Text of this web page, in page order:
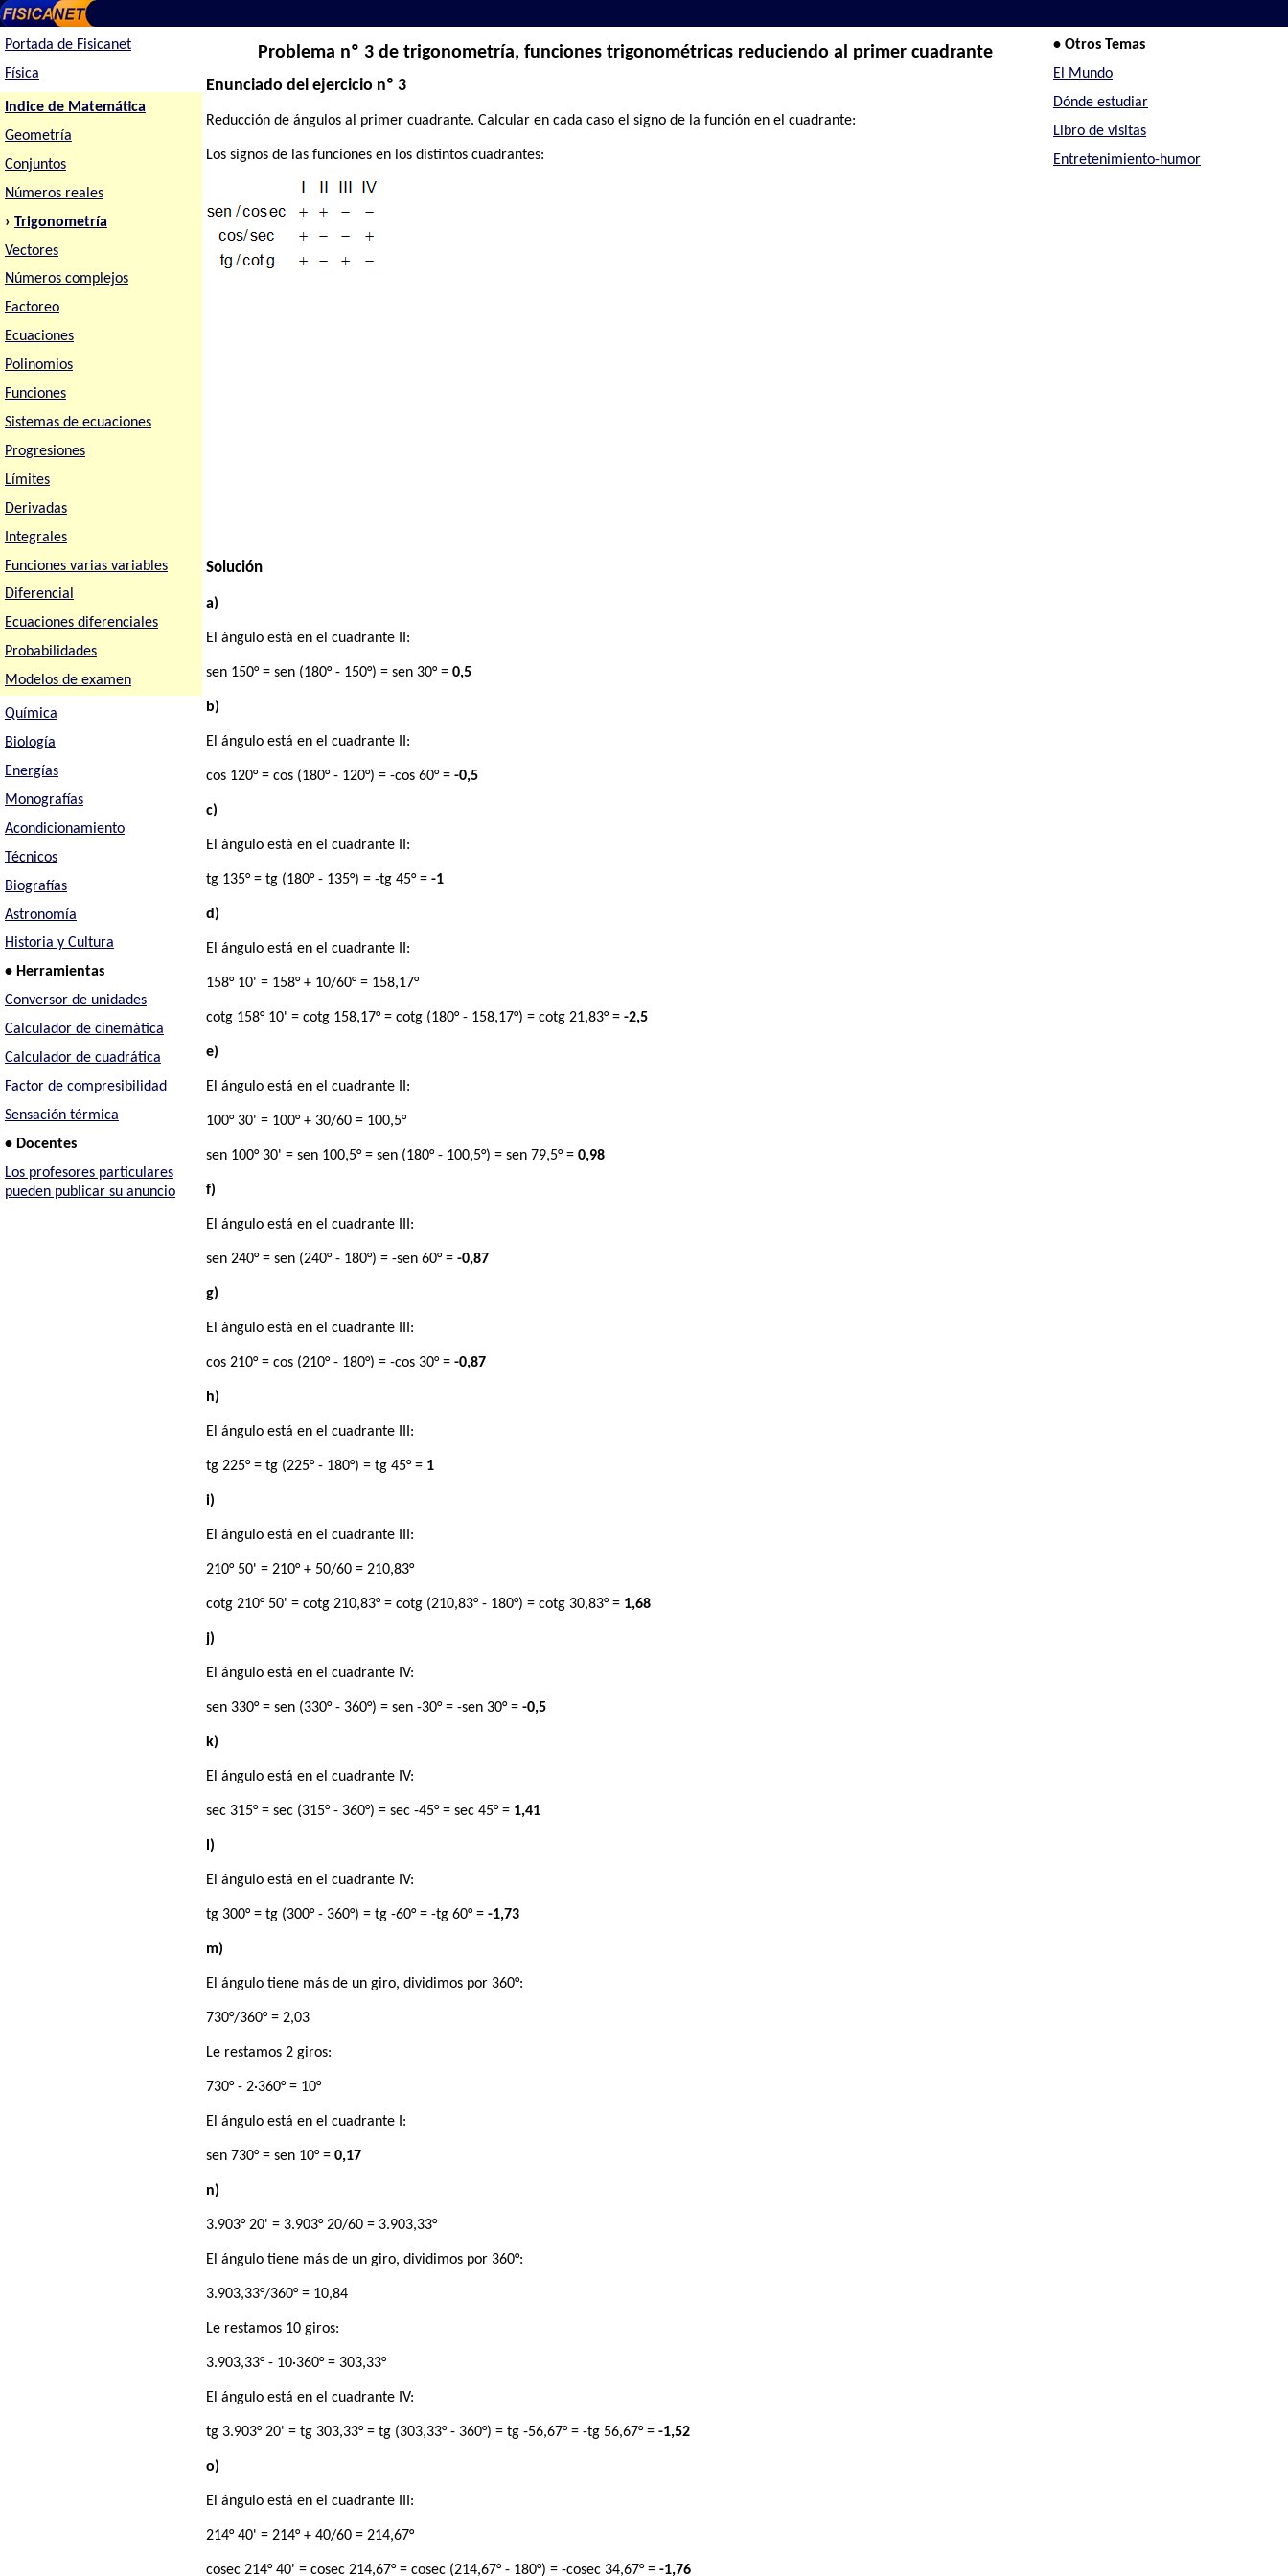
Portada de Fisicanet
Física
Indice de Matemática
Geometría
Conjuntos
Números reales
› Trigonometría
Vectores
Números complejos
Factoreo
Ecuaciones
Polinomios
Funciones
Sistemas de ecuaciones
Progresiones
Límites
Derivadas
Integrales
Funciones varias variables
Diferencial
Ecuaciones diferenciales
Probabilidades
Modelos de examen
Química
Biología
Energías
Monografías
Acondicionamiento
Técnicos
Biografías
Astronomía
Historia y Cultura
• Herramientas
Conversor de unidades
Calculador de cinemática
Calculador de cuadrática
Factor de compresibilidad
Sensación térmica
• Docentes
Los profesores particulares
pueden publicar su anuncio
Problema nº 3 de trigonometría, funciones trigonométricas reduciendo al primer cuadrante
Enunciado del ejercicio nº 3
Reducción de ángulos al primer cuadrante. Calcular en cada caso el signo de la función en el cuadrante:
Los signos de las funciones en los distintos cuadrantes:
Solución
a)
El ángulo está en el cuadrante II:
sen 150° = sen (180° - 150°) = sen 30° =0,5
b)
El ángulo está en el cuadrante II:
cos 120° = cos (180° - 120°) = -cos 60° =-0,5
c)
El ángulo está en el cuadrante II:
tg 135° = tg (180° - 135°) = -tg 45° =-1
d)
El ángulo está en el cuadrante II:
158° 10' = 158° + 10/60° = 158,17°
cotg 158° 10' = cotg 158,17° = cotg (180° - 158,17°) = cotg 21,83° =-2,5
e)
El ángulo está en el cuadrante II:
100° 30' = 100° + 30/60 = 100,5°
sen 100° 30' = sen 100,5° = sen (180° - 100,5°) = sen 79,5° =0,98
f)
El ángulo está en el cuadrante III:
sen 240° = sen (240° - 180°) = -sen 60° =-0,87
g)
El ángulo está en el cuadrante III:
cos 210° = cos (210° - 180°) = -cos 30° =-0,87
h)
El ángulo está en el cuadrante III:
tg 225° = tg (225° - 180°) = tg 45° = 1
i)
El ángulo está en el cuadrante III:
210° 50' = 210° + 50/60 = 210,83°
cotg 210° 50' = cotg 210,83° = cotg (210,83° - 180°) = cotg 30,83° = 1,68
j)
El ángulo está en el cuadrante IV:
sen 330° = sen (330° - 360°) = sen -30° = -sen 30° =-0,5
k)
El ángulo está en el cuadrante IV:
sec 315° = sec (315° - 360°) = sec -45° = sec 45° = 1,41
l)
El ángulo está en el cuadrante IV:
tg 300° = tg (300° - 360°) = tg -60° = -tg 60° =-1,73
m)
El ángulo tiene más de un giro, dividimos por 360°:
730°/360° = 2,03
Le restamos 2 giros:
730° - 2·360° = 10°
El ángulo está en el cuadrante I:
sen 730° = sen 10° =0,17
n)
3.903° 20' = 3.903° 20/60 = 3.903,33°
El ángulo tiene más de un giro, dividimos por 360°:
3.903,33°/360° = 10,84
Le restamos 10 giros:
3.903,33° - 10·360° = 303,33°
El ángulo está en el cuadrante IV:
tg 3.903° 20' = tg 303,33° = tg (303,33° - 360°) = tg -56,67° = -tg 56,67° =-1,52
o)
El ángulo está en el cuadrante III:
214° 40' = 214° + 40/60 = 214,67°
cosec 214° 40' = cosec 214,67° = cosec (214,67° - 180°) = -cosec 34,67° =-1,76
• Otros Temas
El Mundo
Dónde estudiar
Libro de visitas
Entretenimiento-humor